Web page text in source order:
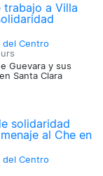
trabajo a Villa
del Centro
Guevara y sus
Santa Clara
solidaridad
al Che en
del Centro